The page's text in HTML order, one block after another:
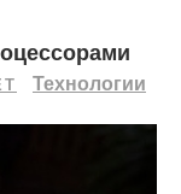
Технологии